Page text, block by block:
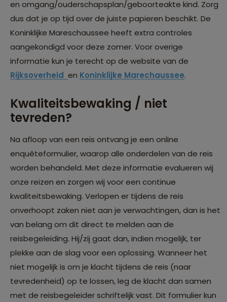
en omgang/ouderschapsplan/geboorteakte kind. Zorg
dus dat je op tijd over de juiste papieren beschikt. De
Koninklijke Mareschaussee heeft extra controles
aangekondigd voor deze zomer. Voor overige
informatie kun je terecht op de website van de
Rijksoverheid en Koninklijke Marechaussee.
Kwaliteitsbewaking / niet
tevreden?
Na afloop van een reis ontvang je een online
enquêteformulier, waarop alle onderdelen van de reis
worden behandeld. Met deze informatie evalueren wij
onze reizen en zorgen wij voor een continue
kwaliteitsbewaking. Verlopen er tijdens de reis
onverhoopt zaken niet aan je verwachtingen, dan is het
van belang om dit direct te melden aan de
reisbegeleiding. Hij/zij gaat dan, indien mogelijk, ter
plekke aan de slag voor een oplossing. Wanneer het
niet mogelijk is om je klacht tijdens de reis (naar
tevredenheid) op te lossen, leg de klacht dan samen
met de reisbegeleider schriftelijk vast. Dit formulier kun